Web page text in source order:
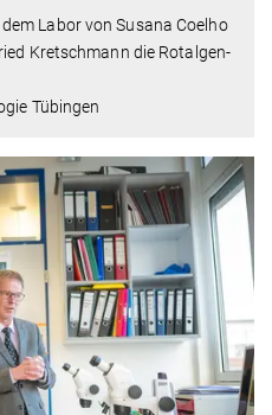
Labor von Susana Coelho
Kretschmann die Rotalgen-
Tübingen